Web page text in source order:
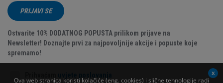
PRIJAVI SE
Ostvarite 10% DODATNOG POPUSTA prilikom prijave na
Newsletter! Doznajte prvi za najpovoljnije akcije i popuste koje
spremamo!
Ova web stranica koristi kolačiće (eng. cookies) i slične tehnologije radi